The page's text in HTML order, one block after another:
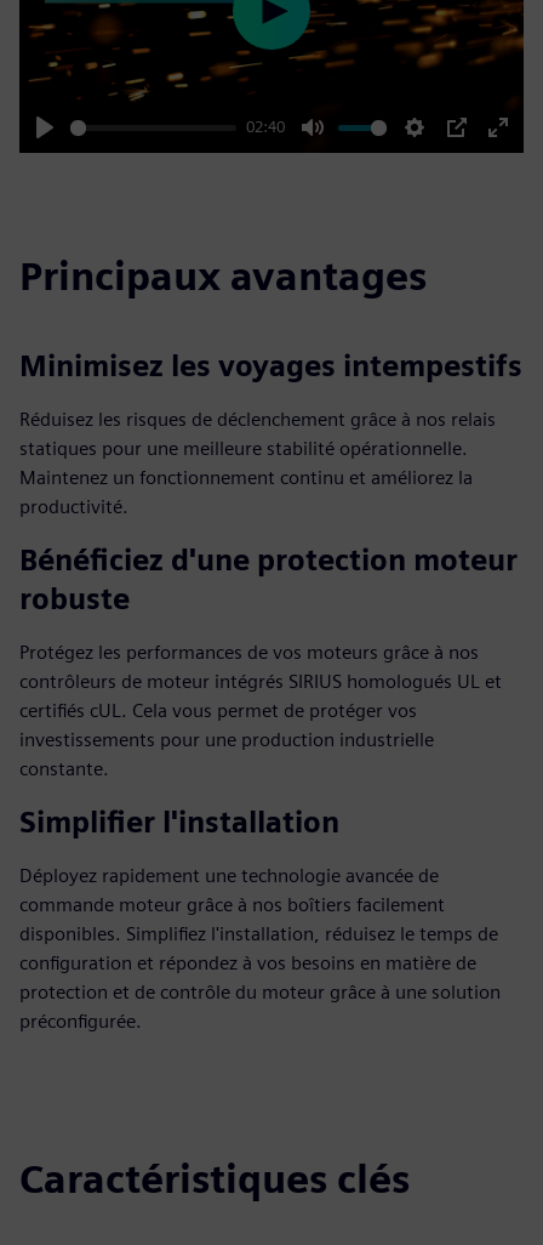
Play
02:40
Mute Settings
PIP
Enter
Play
Principaux avantages
Minimisez les voyages intempestifs
Réduisez les risques de déclenchement grâce à nos relais
statiques pour une meilleure stabilité opérationnelle.
Maintenez un fonctionnement continu et améliorez la
productivité.
Bénéficiez d'une protection moteur
robuste
Protégez les performances de vos moteurs grâce à nos
contrôleurs de moteur intégrés SIRIUS homologués UL et
certifiés cUL. Cela vous permet de protéger vos
investissements pour une production industrielle
constante.
Simplifier l'installation
Déployez rapidement une technologie avancée de
commande moteur grâce à nos boîtiers facilement
disponibles. Simplifiez l'installation, réduisez le temps de
configuration et répondez à vos besoins en matière de
protection et de contrôle du moteur grâce à une solution
préconfigurée.
Caractéristiques clés